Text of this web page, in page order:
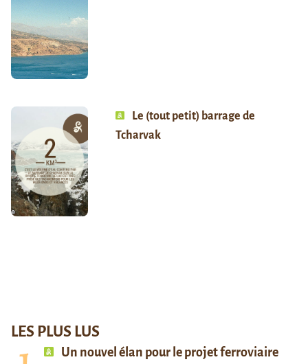
Le (tout petit) barrage de
Tcharvak
LES PLUS LUS
Un nouvel élan pour le projet ferroviaire